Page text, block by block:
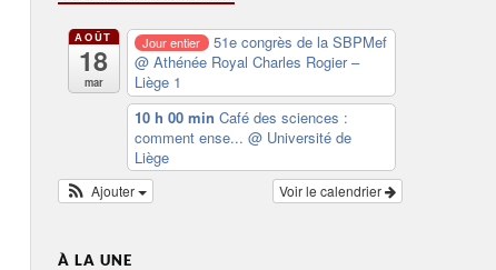
AOÛT
18
mar
Jour entier
51e congrès de la SBPMef
@ Athénée Royal Charles Rogier –
Liège 1
10 h 00 min Café des sciences :
comment ense... @ Université de
Liège
Voir le calendrier
Ajouter
À LA UNE